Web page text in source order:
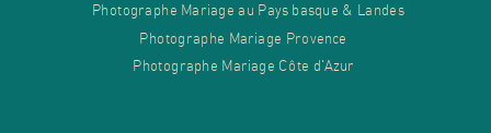
Photographe Mariage Côte d'Azur
Photographe Mariage Provence
Photographe Mariage au Pays basque & Landes